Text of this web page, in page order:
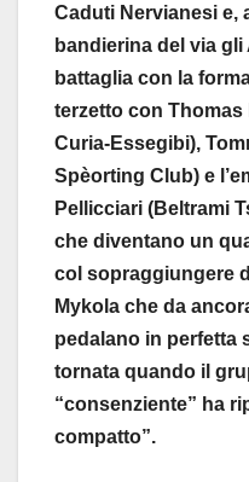
Caduti Nervianesi e,
bandierina del via
battaglia con la
terzetto con
Curia-Essegibi),
Spèorting Club) e
Pellicciari (Beltrami
che diventano un
col sopraggiungere
Mykola che da
pedalano in perfetta
tornata quando il
“consenziente” ha
compatto”.